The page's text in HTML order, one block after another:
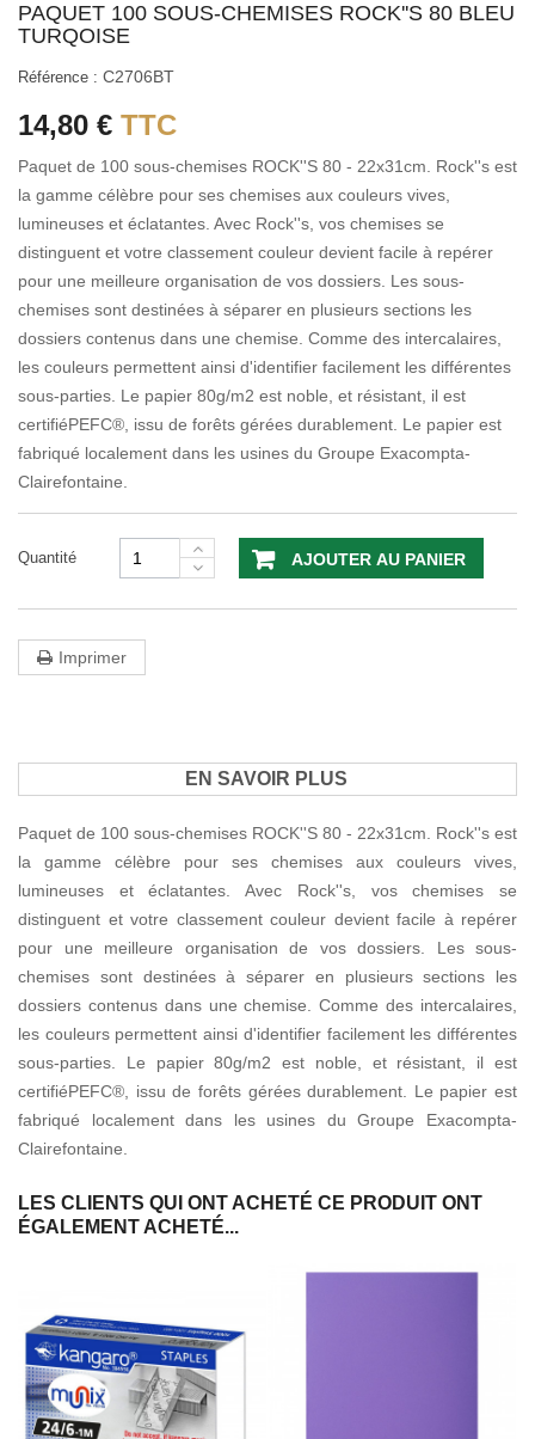
PAQUET 100 SOUS-CHEMISES ROCK''S 80 BLEU
TURQOISE
Référence : C2706BT
14,80 € TTC
Paquet de 100 sous-chemises ROCK''S 80 - 22x31cm. Rock''s est
la gamme célèbre pour ses chemises aux couleurs vives,
lumineuses et éclatantes. Avec Rock''s, vos chemises se
distinguent et votre classement couleur devient facile à repérer
pour une meilleure organisation de vos dossiers. Les sous-
chemises sont destinées à séparer en plusieurs sections les
dossiers contenus dans une chemise. Comme des intercalaires,
les couleurs permettent ainsi d'identifier facilement les différentes
sous-parties. Le papier 80g/m2 est noble, et résistant, il est
certifiéPEFC®, issu de forêts gérées durablement. Le papier est
fabriqué localement dans les usines du Groupe Exacompta-
Clairefontaine.
Quantité AJOUTER AU PANIER
Imprimer
EN SAVOIR PLUS
Paquet de 100 sous-chemises ROCK''S 80 - 22x31cm. Rock''s est
la gamme célèbre pour ses chemises aux couleurs vives,
lumineuses et éclatantes. Avec Rock''s, vos chemises se
distinguent et votre classement couleur devient facile à repérer
pour une meilleure organisation de vos dossiers. Les sous-
chemises sont destinées à séparer en plusieurs sections les
dossiers contenus dans une chemise. Comme des intercalaires,
les couleurs permettent ainsi d'identifier facilement les différentes
sous-parties. Le papier 80g/m2 est noble, et résistant, il est
certifiéPEFC®, issu de forêts gérées durablement. Le papier est
fabriqué localement dans les usines du Groupe Exacompta-
Clairefontaine.
LES CLIENTS QUI ONT ACHETÉ CE PRODUIT ONT
ÉGALEMENT ACHETÉ...